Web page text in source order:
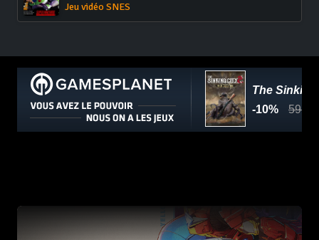
Jeu vidéo SNES